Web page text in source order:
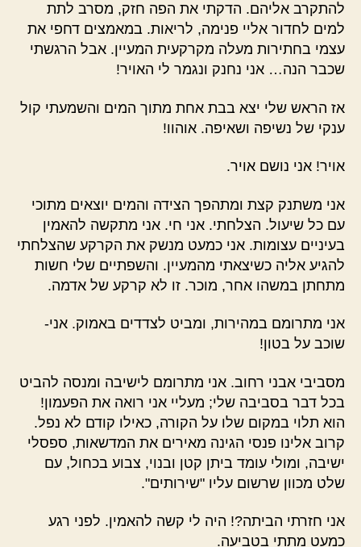
להתקרב אליהם. הדקתי את הפה חזק, מסרב לתת
למים לחדור אליי פנימה, לריאות. במאמצים דחפי את
עצמי בחתירות מעלה מקרקעית המעיין. אבל הרגשתי
שכבר הנה… אני נחנק ונגמר לי האויר!
אז הראש שלי יצא בבת אחת מתוך המים והשמעתי קול
ענקי של נשיפה ושאיפה. אוהוו!
אויר! אני נושם אויר.
אני משתנק קצת ומתהפך הצידה והמים יוצאים מתוכי
עם כל שיעול. הצלחתי. אני חי. אני מתקשה להאמין
בעיניים עצומות. אני כמעט מנשק את הקרקע שהצלחתי
להגיע אליה כשיצאתי מהמעיין. והשפתיים שלי חשות
מתחתן במשהו אחר, מוכר. זו לא קרקע של אדמה.
אני מתרומם במהירות, ומביט לצדדים באמוק. אני-
שוכב על בטון!
מסביבי אבני רחוב. אני מתרומם לישיבה ומנסה להביט
בכל דבר בסביבה שלי; מעליי אני רואה את הפעמון!
הוא תלוי במקום שלו על הקורה, כאילו קודם לא נפל.
קרוב אלינו פנסי הגינה מאירים את המדשאות, ספסלי
ישיבה, ומולי עומד ביתן קטן ובנוי, צבוע בכחול, עם
שלט מכוון שרשום עליו "שירותים".
אני חזרתי הביתה?! היה לי קשה להאמין. לפני רגע
כמעט מתתי בטביעה.